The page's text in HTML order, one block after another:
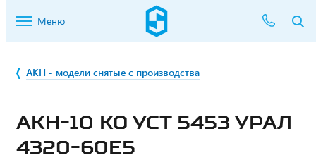
Меню
АКН - модели снятые с производства
АКН-10 КО УСТ 5453 УРАЛ
4320-60Е5